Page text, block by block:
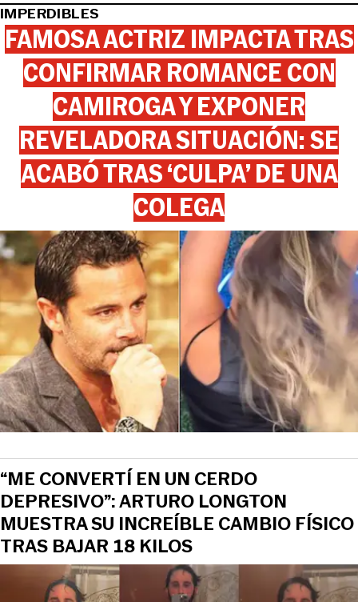
IMPERDIBLES
FAMOSA ACTRIZ IMPACTA TRAS
CONFIRMAR ROMANCE CON
CAMIROGA Y EXPONER
REVELADORA SITUACIÓN: SE
ACABÓ TRAS ‘CULPA’ DE UNA
COLEGA
“ME CONVERTÍ EN UN CERDO
DEPRESIVO”: ARTURO LONGTON
MUESTRA SU INCREÍBLE CAMBIO FÍSICO
TRAS BAJAR 18 KILOS